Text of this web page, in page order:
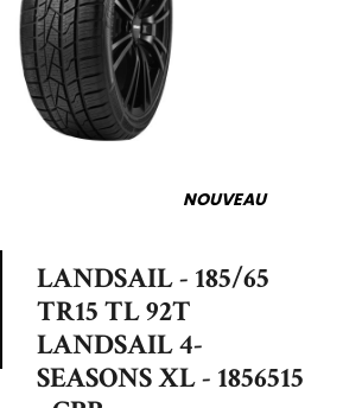
NOUVEAU
LANDSAIL - 185/65
TR15 TL 92T
LANDSAIL 4-
SEASONS XL - 1856515